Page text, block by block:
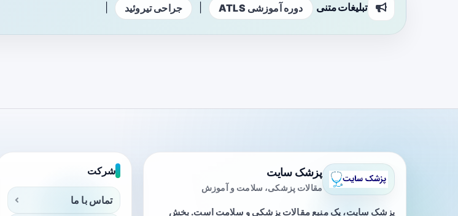
تبلیغات متنی دوره آموزشی ATLS جراحی تیروئید
پزشک سایت
مقالات پزشکی، سلامت و آموزش
پزشک سایت، یک منبع مقالات پزشکی و سلامت است. بخش
شرکت
تماس با ما